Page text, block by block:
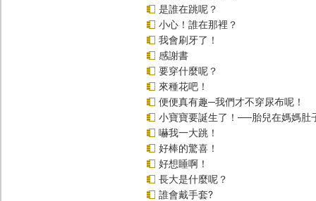
是誰在跳呢？
小心！誰在那裡？
我會刷牙了！
感謝書
要穿什麼呢？
來種花吧！
便便真有趣─我們才不穿尿布呢！
小寶寶要誕生了！──胎兒在媽媽肚
嚇我一大跳！
好棒的驚喜！
好想睡啊！
長大是什麼呢？
誰會戴手套?